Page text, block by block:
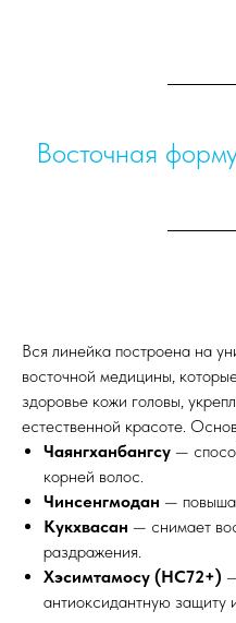
Восточная
Вся линейка построена на
восточной медицины,
здоровье кожи головы,
естественной красоте.
Чаянгханбангсу —
корней волос.
Чинсенгмодан —
Кукхвасан — снимает
раздражения.
Хэсимтамосу (НС72+)
антиоксидантную защиту